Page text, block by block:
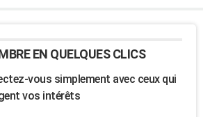
EN QUELQUES CLICS
vous simplement avec ceux qui
vos intérêts